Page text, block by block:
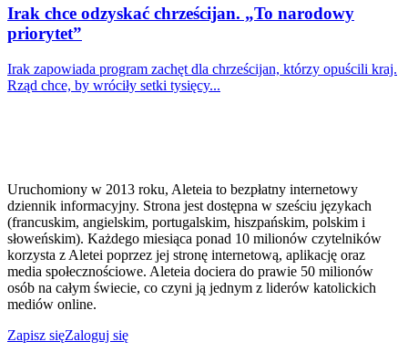
Irak chce odzyskać chrześcijan. „To narodowy
priorytet”
Irak zapowiada program zachęt dla chrześcijan, którzy opuścili kraj.
Rząd chce, by wróciły setki tysięcy...
Uruchomiony w 2013 roku, Aleteia to bezpłatny internetowy
dziennik informacyjny. Strona jest dostępna w sześciu językach
(francuskim, angielskim, portugalskim, hiszpańskim, polskim i
słoweńskim). Każdego miesiąca ponad 10 milionów czytelników
korzysta z Aletei poprzez jej stronę internetową, aplikację oraz
media społecznościowe. Aleteia dociera do prawie 50 milionów
osób na całym świecie, co czyni ją jednym z liderów katolickich
mediów online.
Zapisz sięZaloguj się